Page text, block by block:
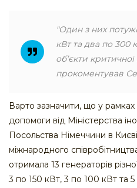
"Один з них
кВт та два по 300
об’єкти
прокоментував
Варто зазначити, що у рамках
допомоги від Міністерства
Посольства Німеччини в
міжнародного
отримала 13 генераторів
3 по 150 кВт, 3 по 100 кВт та